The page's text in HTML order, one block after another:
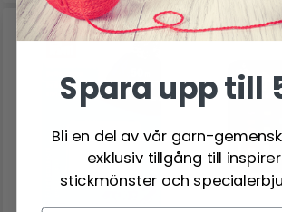
-40%
Spara upp till
Bli en del av vår garn-
exklusiv tillgång till
stickmönster och